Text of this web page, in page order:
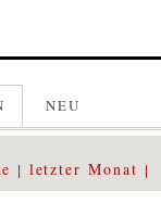
NEU
letzter Monat